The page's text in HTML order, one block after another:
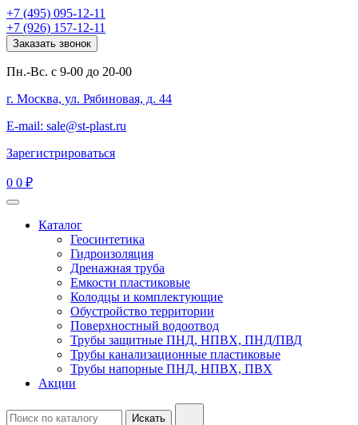
+7 (495) 095-12-11
+7 (926) 157-12-11
Заказать звонок
Пн.-Вс. с 9-00 до 20-00
г. Москва, ул. Рябиновая, д. 44
E-mail: sale@st-plast.ru
Зарегистрироваться
0 0 ₽
Каталог
Геосинтетика
Гидроизоляция
Дренажная труба
Емкости пластиковые
Колодцы и комплектующие
Обустройство территории
Поверхностный водоотвод
Трубы защитные ПНД, НПВХ, ПНД/ПВД
Трубы канализационные пластиковые
Трубы напорные ПНД, НПВХ, ПВХ
Акции